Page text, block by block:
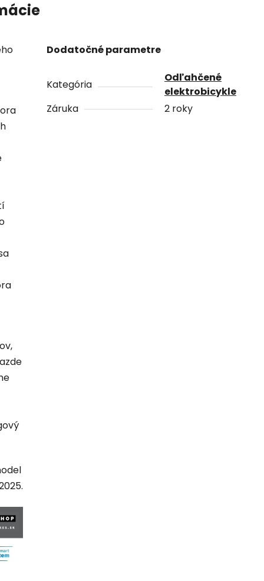
Dodatočné parametre
Kategória
Odľahčené
elektrobicykle
Záruka
2 roky